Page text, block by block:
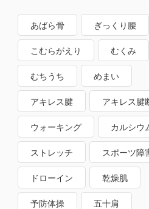
あばら骨 ぎっくり腰
こむらがえり むくみ
むちうち めまい
アキレス腱 アキレス腱
ウォーキング カルシウ
ストレッチ スポーツ障
ドローイン 乾燥肌
予防体操 五十肩